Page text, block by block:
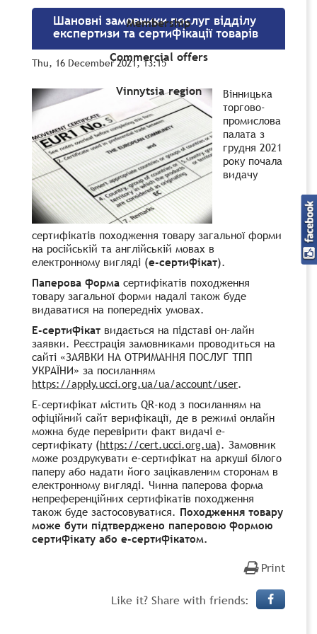
Membership
Commercial offers
Vinnytsia region
Шановні замовники послуг відділу
експертизи та сертифікації товарів
Thu, 16 December 2021, 13:15
Вінницька
торгово-
промислова
палата з
грудня 2021
рокупочала
видачу
сертифікатів походження товару загальної форми
на російській та англійській мовах в
електронному вигляді (е-сертифікат).
Паперова форма сертифікатів походження
товару загальної форми надалі також буде
видаватися на попередніх умовах.
Е-сертифікат видається на підставі он-лайн
заявки. Реєстрація замовниками проводиться на
сайті «ЗАЯВКИ НА ОТРИМАННЯ ПОСЛУГ ТПП
УКРАЇНИ» за посиланням
https://apply.ucci.org.ua/ua/account/user.
Е-сертифікат містить QR-код з посиланням на
офіційний сайт верифікації, де в режимі онлайн
можна буде перевірити факт видачі е-
сертифікату (https://cert.ucci.org.ua). Замовник
може роздрукувати е-сертифікат на аркуші білого
паперу або надати його зацікавленим сторонам в
електронному вигляді. Чинна паперова форма
непреференційних сертифікатів походження
також буде застосовуватися. Походження товару
може бути підтверджено паперовою формою
сертифікату або е-сертифікатом.
Print
Like it? Share with friends: